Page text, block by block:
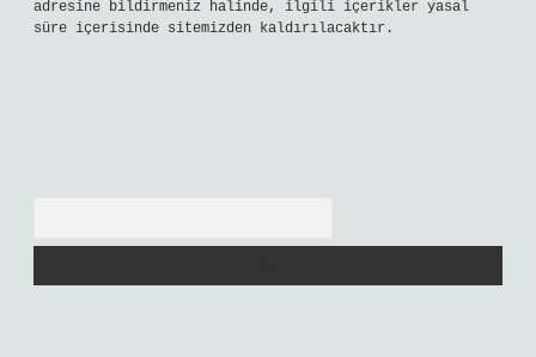
adresine bildirmeniz halinde, ilgili içerikler yasal
süre içerisinde sitemizden kaldırılacaktır.